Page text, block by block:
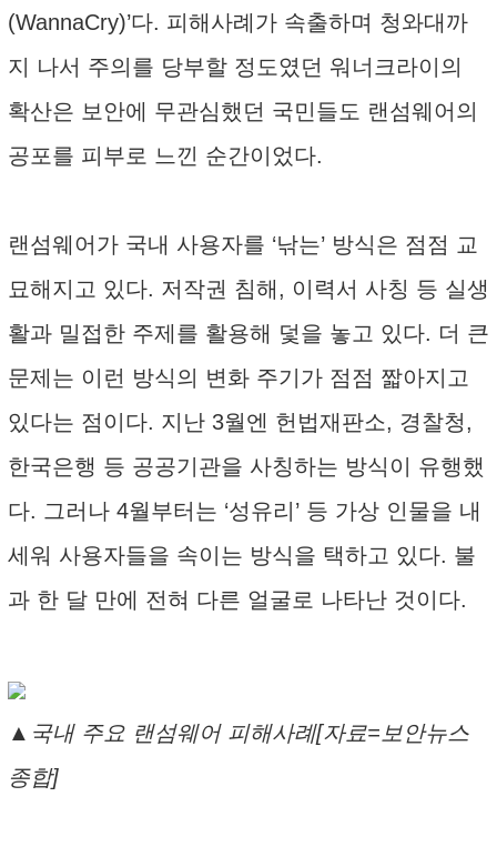
(WannaCry)’다. 피해사례가 속출하며 청와대까
지 나서 주의를 당부할 정도였던 워너크라이의
확산은 보안에 무관심했던 국민들도 랜섬웨어의
공포를 피부로 느낀 순간이었다.
랜섬웨어가 국내 사용자를 ‘낚는’ 방식은 점점 교
묘해지고 있다. 저작권 침해, 이력서 사칭 등 실생
활과 밀접한 주제를 활용해 덫을 놓고 있다. 더 큰
문제는 이런 방식의 변화 주기가 점점 짧아지고
있다는 점이다. 지난 3월엔 헌법재판소, 경찰청,
한국은행 등 공공기관을 사칭하는 방식이 유행했
다. 그러나 4월부터는 ‘성유리’ 등 가상 인물을 내
세워 사용자들을 속이는 방식을 택하고 있다. 불
과 한 달 만에 전혀 다른 얼굴로 나타난 것이다.
▲국내 주요 랜섬웨어 피해사례[자료=보안뉴스
종합]